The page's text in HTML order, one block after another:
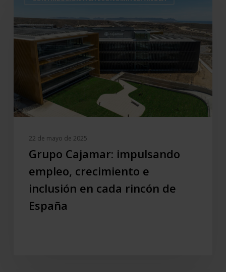
empleo,
crecimiento
inclusión
cada
rincón
de
22 de mayo de 2025
Grupo Cajamar: impulsando
empleo, crecimiento e
inclusión en cada rincón de
España